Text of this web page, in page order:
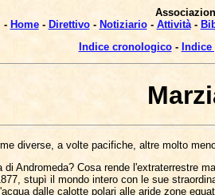
- Home- Direttivo- Notiziario- Attività-
Indice cronologico-
diverse, a volte pacifiche, altre molto
Andromeda? Cosa rende l'extraterrestre
stupì il mondo intero con le sue
dalle calotte polari alle aride zone